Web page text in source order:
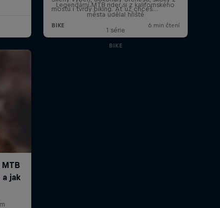
Legendární MTB rider si z kalifornského
města udělal hřiště
1 série
BIKE